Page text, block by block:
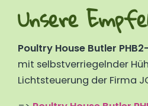
Unsere
Poultry House Butler
mit selbstverriegelnder
Lichtsteuerung der Firma